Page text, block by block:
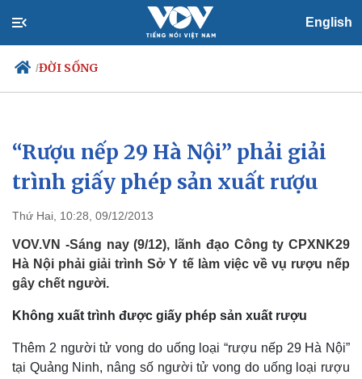
English
/ĐỜI SỐNG
Chính trị
Đảng
Tổ chức nhân sự
Nhận diện sự thật
Xã hội
Dự báo thời tiết
Việc làm
Biển đảo
“Rượu nếp 29 Hà Nội” phải giải
trình giấy phép sản xuất rượu
Thứ Hai, 10:28, 09/12/2013
VOV.VN -Sáng nay (9/12), lãnh đạo Công ty CPXNK29
Hà Nội phải giải trình Sở Y tế làm việc về vụ rượu nếp
gây chết người.
Không xuất trình được giấy phép sản xuất rượu
Thêm 2 người tử vong do uống loại “rượu nếp 29 Hà Nội”
tại Quảng Ninh, nâng số người tử vong do uống loại rượu